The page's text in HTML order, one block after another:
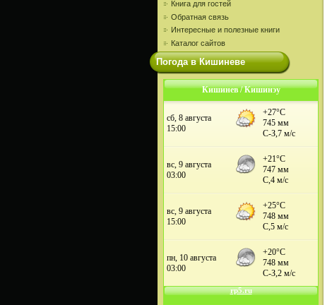
Книга для гостей
Обратная связь
Интересные и полезные книги
Каталог сайтов
Погода в Кишиневе
Кишинев / Кишинэу